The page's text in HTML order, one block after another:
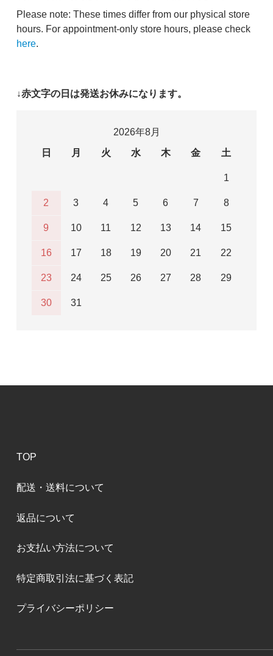
Please note: These times differ from our physical store
hours. For appointment-only store hours, please check
here.
↓赤文字の日は発送お休みになります。
2026年8月
日
月 火 水 木 金 土
1
2 3 4 5 6 7 8
9 10 11 12 13 14 15
16 17 18 19 20 21 22
23 24 25 26 27 28 29
30 31
TOP
配送・送料について
返品について
お支払い方法について
特定商取引法に基づく表記
プライバシーポリシー